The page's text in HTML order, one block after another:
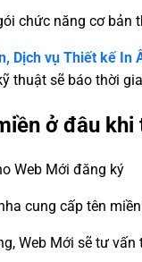
chức năng cơ bản
Dịch vụ Thiết kế In
thuật sẽ báo thời
ở đâu
Web Mới đăng ký
cung cấp tên
Web Mới sẽ tư vấn